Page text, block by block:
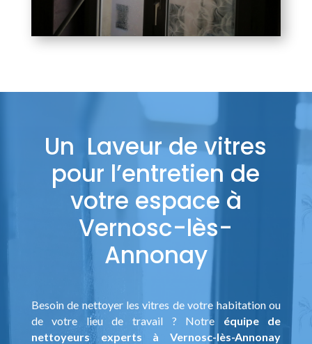
Un Laveur de vitres
pour l’entretien de
votre espace à
Vernosc-lès-
Annonay
Besoin de nettoyer les vitres de votre habitation ou
de votre lieu de travail ? Notre équipe de
nettoyeurs experts à Vernosc-lès-Annonay